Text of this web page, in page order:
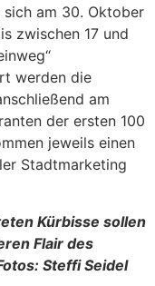
am 30. Oktober
zwischen 17 und
werden die
am
der ersten 100
jeweils einen
Stadtmarketing
Kürbisse sollen
Flair des
Steffi Seidel